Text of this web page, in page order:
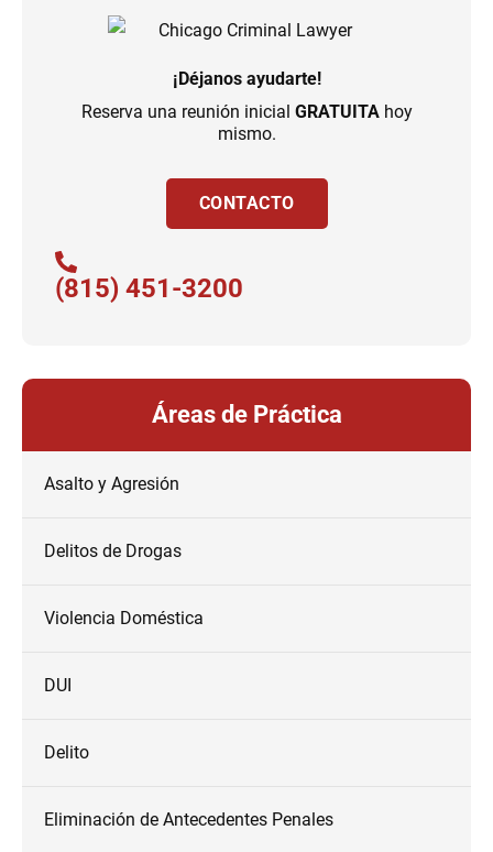
¡Déjanos ayudarte!
Reserva una reunión inicial GRATUITAhoy
mismo.
CONTACTO
(815) 451-3200
Áreas de Práctica
Asalto y Agresión
Delitos de Drogas
Violencia Doméstica
DUI
Delito
Eliminación de Antecedentes Penales